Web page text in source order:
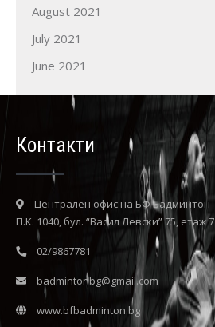
August 2021
July 2021
June 2021
Контакти
Централен офис на БФ Бадминтон
П.К. 1040, бул. “Васил Левски” 75, етаж 7
02/9867781
badmintonbg@gmail.com
www.bfbadminton.bg